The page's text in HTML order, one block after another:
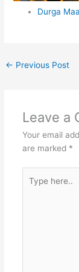
Durga
← Previous Post
Leave a
Your email
are marked *
here..